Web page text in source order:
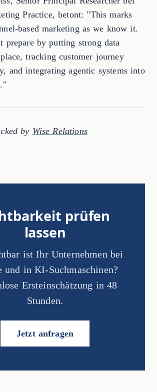
Practice, betont: "This marks
based marketing as we know it.
prepare by putting strong data
tracking customer journey
and integrating agentic systems into
by Wise Relations
prüfen
lassen
ist Ihr Unternehmen bei
und in KI-Suchmaschinen?
Ersteinschätzung in 48
Stunden.
Jetzt anfragen